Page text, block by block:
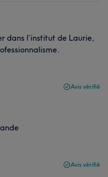
dans l’institut de Laurie,
Avis vérifié
Avis vérifié